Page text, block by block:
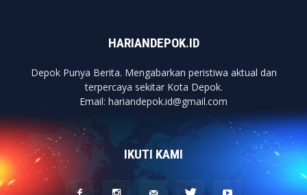
HARIANDEPOK.ID
Depok Punya Berita. Mengabarkan peristiwa aktual dan
terpercaya sekitar Kota Depok.
Email: hariandepok.id@gmail.com
IKUTI KAMI